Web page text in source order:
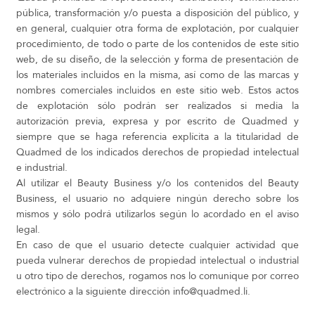
pública, transformación y/o puesta a disposición del público, y
en general, cualquier otra forma de explotación, por cualquier
procedimiento, de todo o parte de los contenidos de este sitio
web, de su diseño, de la selección y forma de presentación de
los materiales incluidos en la misma, así como de las marcas y
nombres comerciales incluidos en este sitio web. Estos actos
de explotación sólo podrán ser realizados si media la
autorización previa, expresa y por escrito de Quadmed y
siempre que se haga referencia explícita a la titularidad de
Quadmed de los indicados derechos de propiedad intelectual
e industrial.
Al utilizar el Beauty Business y/o los contenidos del Beauty
Business, el usuario no adquiere ningún derecho sobre los
mismos y sólo podrá utilizarlos según lo acordado en el aviso
legal.
En caso de que el usuario detecte cualquier actividad que
pueda vulnerar derechos de propiedad intelectual o industrial
u otro tipo de derechos, rogamos nos lo comunique por correo
electrónico a la siguiente dirección info@quadmed.li.